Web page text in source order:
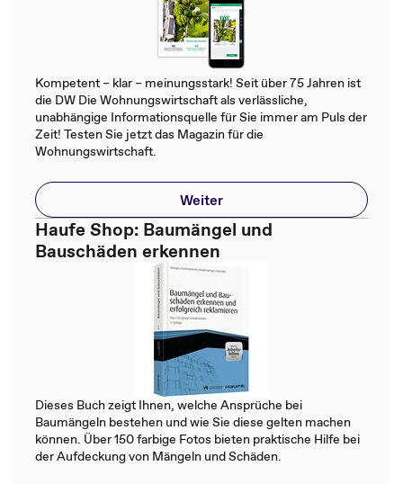
Kompetent – klar – meinungsstark! Seit über 75 Jahren ist
die DW Die Wohnungswirtschaft als verlässliche,
unabhängige Informationsquelle für Sie immer am Puls der
Zeit! Testen Sie jetzt das Magazin für die
Wohnungswirtschaft.
Weiter
Haufe Shop: Baumängel und
Bauschäden erkennen
Dieses Buch zeigt Ihnen, welche Ansprüche bei
Baumängeln bestehen und wie Sie diese gelten machen
können. Über 150 farbige Fotos bieten praktische Hilfe bei
der Aufdeckung von Mängeln und Schäden.